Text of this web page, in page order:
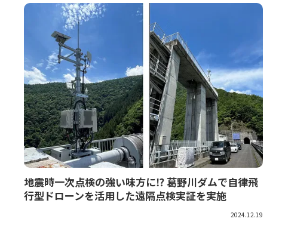
地震時一次点検の強い味方に⁉ 葛野川ダムで自律飛
行型ドローンを活用した遠隔点検実証を実施
2024.12.19